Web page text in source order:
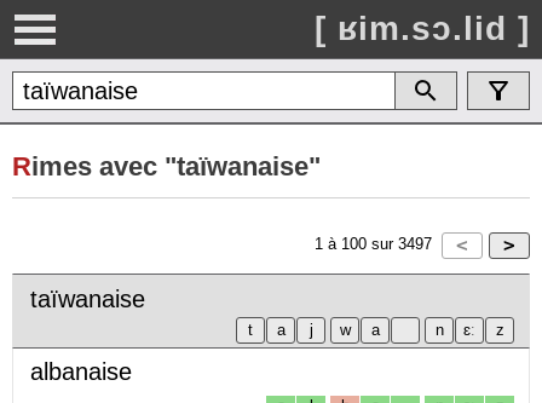
[ ʁim.sɔ.lid ]
Rimes avec "taïwanaise"
1 à 100 sur 3497
taïwanaise
albanaise